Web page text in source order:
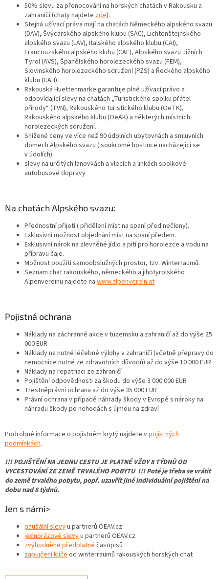
50% slevu za přenocování na horských chatách v Rakousku a
zahraničí (chaty najdete zde).
Stejná užívací práva mají na chatách Německého alpského svazu
(DAV), Švýcarského alpského klubu (SAC), Lichtenštejnského
alpského svazu (LAV), Italského alpského klubu (CAI),
Francouzského alpského klubu (CAF), Alpského svazu Jižních
Tyrol (AVS), Španělského horolezeckého svazu (FEM),
Slovinského horolezeckého sdružení (PZS) a Řeckého alpského
klubu (CAH).
Rakouská Huettenmarke garantuje plné užívací právo a
odpovídající slevy na chatách „Turistického spolku přátel
přírody“ (TVN), Rakouského turistického klubu (OeTK),
Rakouského alpského klubu (OeAK) a některých místních
horolezeckých sdružení.
Snížené ceny ve více než 90 údolních ubytovnách a smluvních
domech Alpského svazu ( soukromé hostince nacházející se
v údolích).
slevy na určitých lanovkách a vlecích a linkách spolkové
autobusové dopravy
Na chatách Alpského svazu:
Přednostní přijetí ( přidělení míst na spaní před nečleny).
Exklusivní možnost objednání míst na spaní předem.
Exklusivní nárok na zlevněné jídlo a pití pro horolezce a vodu na
přípravu čaje.
Možnost použití samoobslužných prostor, tzv. Winterraumů.
Seznam chat rakouského, německého a jihotyrolského
Alpenvereinu najdete na www.alpenverein.at
Pojistná ochrana
Náklady na záchranné akce v tuzemsku a zahraničí až do výše 25
000 EUR
Náklady na nutné léčebné výlohy v zahraničí (včetně přepravy do
nemocnice nutné ze zdravotních důvodů) až do výše 10 000 EUR
Náklady na repatriaci ze zahraničí
Pojištění odpovědnosti za škodu do výše 3 000 000 EUR
Trestněprávní ochrana až do výše 35 000 EUR
Právní ochrana v případě náhrady škody v Evropě s nároky na
náhradu škody po nehodách s újmou na zdraví
Podrobné informace o pojistném krytý najdete vpojistných
podmínkách.
!!! POJIŠTĚNÍ NA JEDNU CESTU JE PLATNÉ VŽDY 8 TÝDNŮ OD
VYCESTOVÁNÍ ZE ZEMĚ TRVALÉHO POBYTU !!! Poté je třeba se vrátit
do země trvalého pobytu, popř. uzavřít jiné individuální pojištění na
dobu nad 8 týdnů.
Jen s námi>
paušální slevyu partnerů OEAV.cz
jednorázové slevyu partnerů OEAV.cz
zvýhodněné předplatné časopisů
zapujčení klíče od winterraumů rakouských horských chat